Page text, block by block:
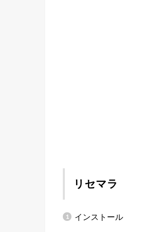
リセマラ
インストール